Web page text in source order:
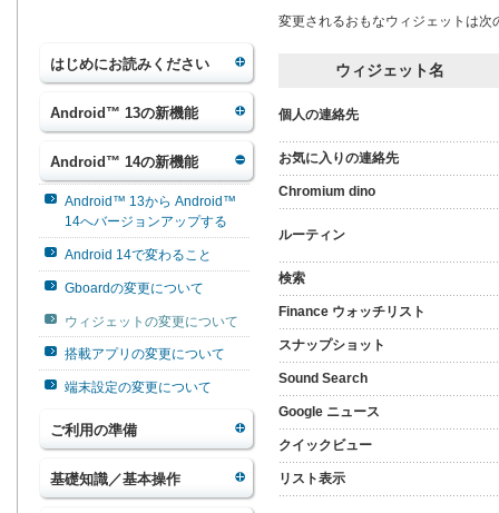
はじめにお読みください
Android™ 13の新機能
Android™ 14の新機能
Android™ 13から Android™
14へバージョンアップする
Android 14で変わること
Gboardの変更について
ウィジェットの変更について
搭載アプリの変更について
端末設定の変更について
ご利用の準備
基礎知識／基本操作
変更されるおもなウィジェットは次
ウィジェット名
個人の連絡先
お気に入りの連絡先
Chromium dino
ルーティン
検索
Finance ウォッチリスト
スナップショット
Sound Search
Google ニュース
クイックビュー
リスト表示